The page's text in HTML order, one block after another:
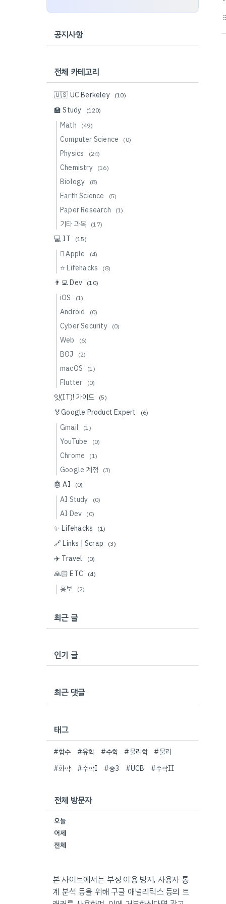
공지사항
전체 카테고리
🇺🇸 UC Berkeley (10)
🏫 Study (120)
Math (49)
Computer Science (0)
Physics (24)
Chemistry (16)
Biology (8)
Earth Science (5)
Paper Research (1)
기타 과목 (17)
💻 IT (15)
 Apple (4)
⭐️ Lifehacks (8)
👨‍💻 Dev (10)
iOS (1)
Android (0)
Cyber Security (0)
Web (6)
BOJ (2)
macOS (1)
Flutter (0)
잇(IT)! 가이드 (5)
🏅Google Product Expert (6)
Gmail (1)
YouTube (0)
Chrome (1)
Google 계정 (3)
🤖 AI (0)
AI Study (0)
AI Dev (0)
✨ Lifehacks (1)
🔗 Links | Scrap (3)
✈️ Travel (0)
🙏🏻 ETC (4)
홍보 (2)
최근 글
인기 글
최근 댓글
태그
#함수 #유학 #수학 #물리학 #물리
#화학
#수학I #중3 #UCB #수학II
전체 방문자
오늘
어제
전체
본 사이트에서는 부정 이용 방지, 사용자 통
계 분석 등을 위해 구글 애널리틱스 등의 트